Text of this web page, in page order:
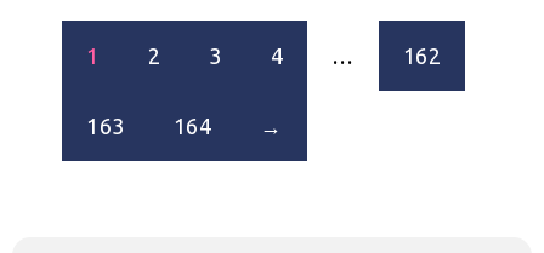
1 2 3 4 … 162
163 164 →